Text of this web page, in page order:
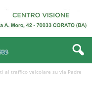
al traffico veicolare su via Padre